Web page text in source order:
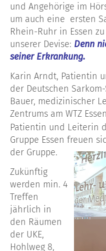
und Angehörige im
um auch eine ersten
Rhein-Ruhr in Essen
unserer Devise: Denn
seiner Erkrankung.
Karin Arndt, Patientin
der Deutschen
Bauer, medizinischer
Zentrums am WTZ
Patientin und Leiterin
Gruppe Essen freuen
der Gruppe.
Zukünftig
werden min. 4
Treffen
jährlich in
den Räumen
der UKE,
Hohlweg 8,